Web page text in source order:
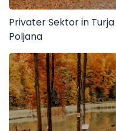
Privater Sektor in Turja
Poljana